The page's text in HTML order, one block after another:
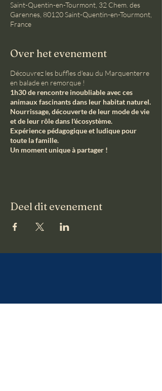
Saint-Quentin-en-Tourmont, 32 Chem. des
Garennes, 80120 Saint-Quentin-en-Tourmont,
France
Over het evenement
Découvrez les buffles d'eau du Marquenterre
en balade en remorque !
1h30 de rencontre inoubliable avec ces
animaux fascinants dans leur habitat naturel.
Nourrissage, découverte de leur mode de vie
et de leur rôle dans l'écosystème.
Expérience pédagogique et ludique pour
toute la famille.
Un moment unique à partager !
Deel dit evenement